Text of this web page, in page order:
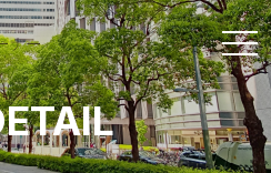
t
o
g
g